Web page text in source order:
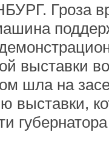
Гроза
выставки
шла на
выставки,